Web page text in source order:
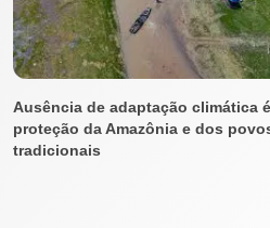
Ausência de adaptação climática
proteção da Amazônia e dos
tradicionais